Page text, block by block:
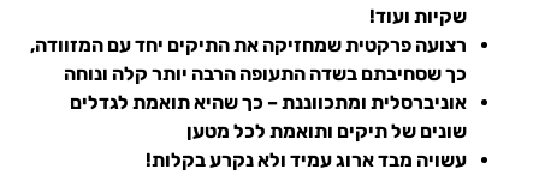
שקיות ועוד!
רצועה פרקטית שמחזיקה את התיקים יחד עם המזוודה,
כך שסחיבתם בשדה התעופה הרבה יותר קלה ונוחה
אוניברסלית ומתכווננת – כך שהיא תואמת לגדלים
שונים של תיקים ותואמת לכל מטען
עשויה מבד ארוג עמיד ולא נקרע בקלות!